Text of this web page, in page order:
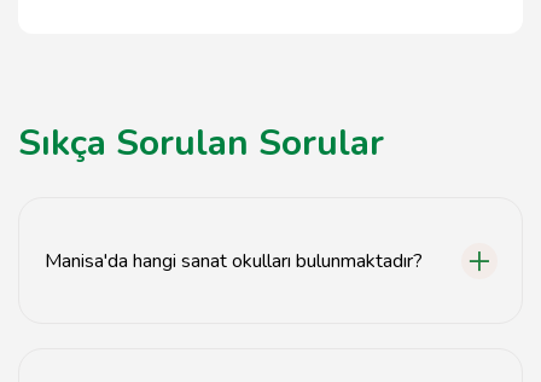
Sıkça Sorulan Sorular
Manisa'da hangi sanat okulları bulunmaktadır?